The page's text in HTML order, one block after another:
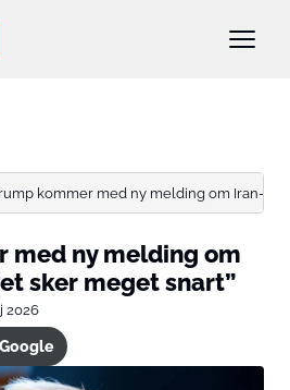
kommer med ny melding om Iran-
med ny melding om
sker meget snart”
2026